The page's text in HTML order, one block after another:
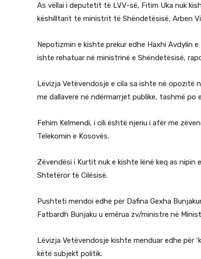
As vëllai i deputetit të LVV-së, Fitim Uka nuk
këshilltarit të ministrit të Shëndetësisë, Arben
Nepotizmin e kishte prekur edhe Haxhi Avdylin e
ishte rehatuar në ministrinë e Shëndetësisë,
Lëvizja Vetëvendosje e cila sa ishte në opozitë
me dallavere në ndërmarrjet publike, tashmë po
Fehim Kelmendi, i cili është njeriu i afër me
Telekomin e Kosovës.
Zëvendësi i Kurtit nuk e kishte lënë keq as
Shtetëror të Cilësisë.
Pushteti mendoi edhe për Dafina Gexha
Fatbardh Bunjaku u emërua zv/ministre në
Lëvizja Vetëvendosje kishte menduar edhe për
këtë subjekt politik.